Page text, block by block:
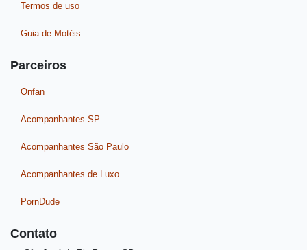
Termos de uso
Guia de Motéis
Parceiros
Onfan
Acompanhantes SP
Acompanhantes São Paulo
Acompanhantes de Luxo
PornDude
Contato